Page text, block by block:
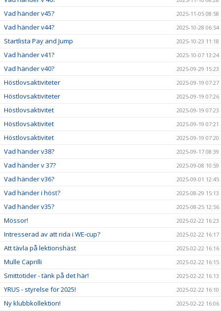
Vad händer v45? 2025-11-05 08:58
Vad händer v44? 2025-10-28 06:54
Startlista Pay and Jump 2025-10-23 11:18
Vad händer v41? 2025-10-07 13:24
Vad händer v40? 2025-09-29 15:23
Höstlovsaktiviteter 2025-09-19 07:27
Höstlovsaktiviteter 2025-09-19 07:26
Höstlovsaktivitet 2025-09-19 07:23
Höstlovsaktivitet 2025-09-19 07:21
Höstlovsaktivitet 2025-09-19 07:20
Vad händer v38? 2025-09-17 08:39
Vad händer v 37? 2025-09-08 10:59
Vad händer v36? 2025-09-01 12:45
Vad händer i höst? 2025-08-29 15:13
Vad händer v35? 2025-08-25 12:56
Mössor! 2025-02-22 16:23
Intresserad av att rida i WE-cup? 2025-02-22 16:17
Att tävla på lektionshäst 2025-02-22 16:16
Mulle Caprilli 2025-02-22 16:15
Smittotider - tänk på det här! 2025-02-22 16:13
YRUS - styrelse för 2025! 2025-02-22 16:10
Ny klubbkollektion! 2025-02-22 16:06